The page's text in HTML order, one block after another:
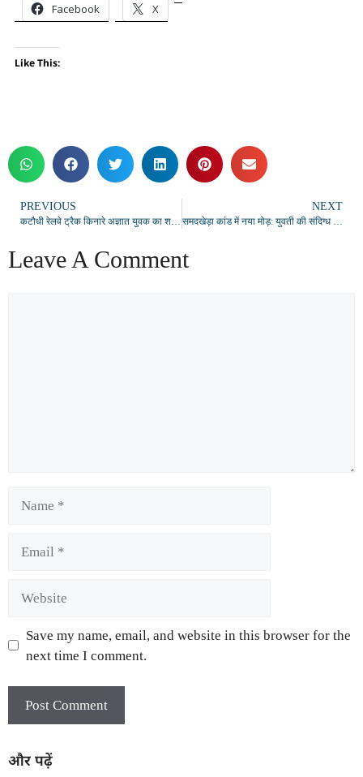
Facebook X
Like This:
PREVIOUS NEXT
Leave A Comment
Save my name, email, and website in this browser for the
next time I comment.
और पढ़ें